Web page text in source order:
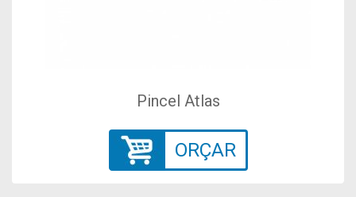
Pincel Atlas
ORÇAR